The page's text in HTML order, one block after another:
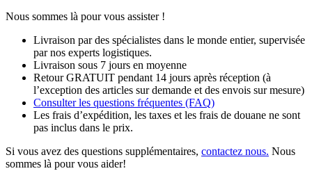
Nous sommes là pour vous assister !
Livraison par des spécialistes dans le monde entier, supervisée
par nos experts logistiques.
Livraison sous 7 jours en moyenne
Retour GRATUIT pendant 14 jours après réception (à
l’exception des articles sur demande et des envois sur mesure)
Consulter les questions fréquentes (FAQ)
Les frais d’expédition, les taxes et les frais de douane ne sont
pas inclus dans le prix.
Si vous avez des questions supplémentaires, contactez nous. Nous
sommes là pour vous aider!